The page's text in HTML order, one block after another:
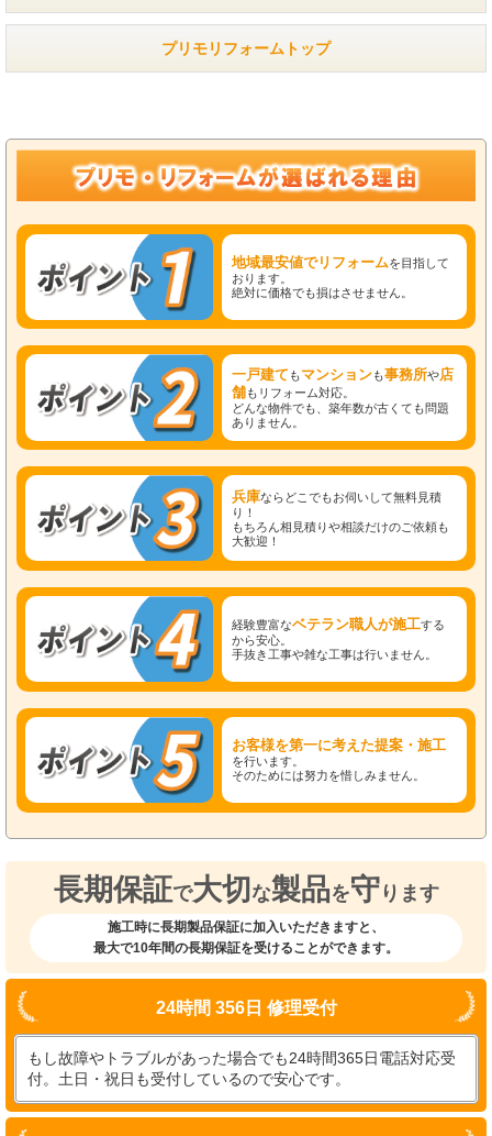
プリモリフォームトップ
地域最安値でリフォームを目指して
おります。
絶対に価格でも損はさせません。
一戸建て もマンションも事務所や店
舗もリフォーム対応。
どんな物件でも、築年数が古くても問題
ありません。
兵庫ならどこでもお伺いして無料見積
り！
もちろん相見積りや相談だけのご依頼も
大歓迎！
経験豊富なベテラン職人が施工する
から安心。
手抜き工事や雑な工事は行いません。
お客様を第一に考えた提案・施工
を行います。
そのためには努力を惜しみません。
長期保証で大切 な製品を守 ります
施工時に長期製品保証に加入いただきますと、
最大で10年間の長期保証を受けることができます。
24時間 356日 修理受付
もし故障やトラブルがあった場合でも24時間365日電話対応受
付。土日・祝日も受付しているので安心です。